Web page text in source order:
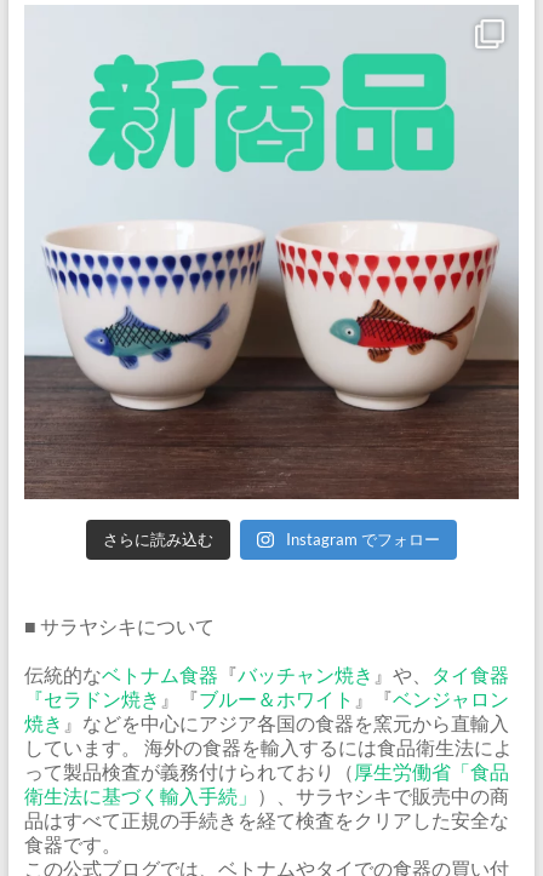
さらに読み込む Instagram でフォロー
■ サラヤシキについて
伝統的なベトナム食器 『バッチャン焼き 』や、
タイ食器
『セラドン焼き 』『ブルー＆ホワイト 』『ベンジャロン
焼き 』などを中心にアジア各国の食器を窯元から直輸入
しています。 海外の食器を輸入するには食品衛生法によ
って製品検査が義務付けられており（ 厚生労働省「食品
衛生法に基づく輸入手続」 ）、サラヤシキで販売中の商
品はすべて正規の手続きを経て検査をクリアした安全な
食器です。
この公式ブログでは、ベトナムやタイでの食器の買い付